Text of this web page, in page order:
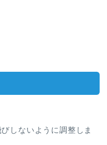
しないように調整しま